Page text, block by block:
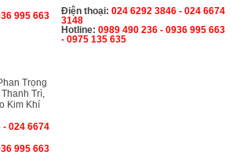
995 663
Điện thoại: 024 6292 3846 - 024 6674
3148
Hotline: 0989 490 236 - 0936 995 663
- 0975 135 635
Trọng
Trì,
Kim Khí
- 024 6674
995 663